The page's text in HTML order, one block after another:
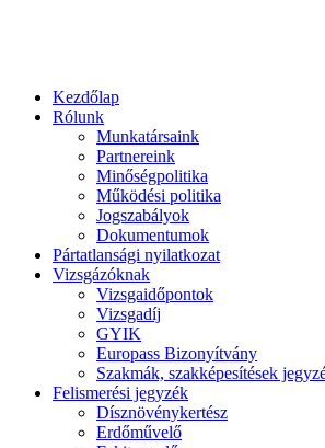
Kezdőlap
Rólunk
Munkatársaink
Partnereink
Minőségpolitika
Működési politika
Jogszabályok
Dokumentumok
Pártatlansági nyilatkozat
Vizsgázóknak
Vizsgaidőpontok
Vizsgadíj
GYIK
Europass Bizonyítvány
Szakmák, szakképesítések
Felismerési jegyzék
Dísznövénykertész
Erdőművelő